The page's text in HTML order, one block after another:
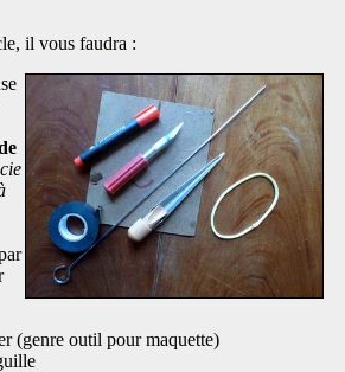
il vous faudra :
(genre outil pour maquette)